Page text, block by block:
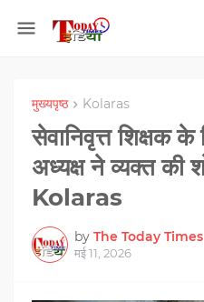
मुख्यपृष्ठ Kolaras
सेवानिवृत्त शिक्षक के
अध्यक्ष ने व्यक्त की
Kolaras
by The Today Times
मई 11, 2026